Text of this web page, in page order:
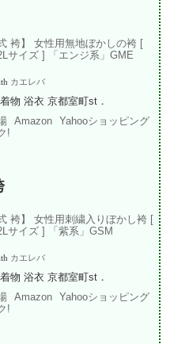
袴】 女性用無地ぼかしの袴 [
サイズ ] 「エンジ系」GME
カエレバ
物 浴衣 京都室町st．
Amazon Yahooショッピング
!
袴】 女性用刺繍入りぼかし袴 [
サイズ ] 「紫系」GSM
カエレバ
物 浴衣 京都室町st．
Amazon Yahooショッピング
!